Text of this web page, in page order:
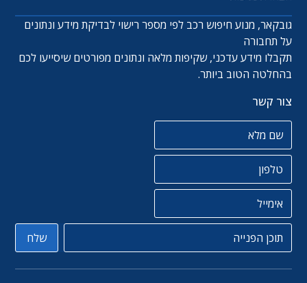
גובקאר, מנוע חיפוש רכב לפי מספר רישוי לבדיקת מידע ונתונים
על תחבורה
תקבלו מידע עדכני, שקיפות מלאה ונתונים מפורטים שיסייעו לכם
בהחלטה הטוב ביותר.
צור קשר
טלפון
שלח